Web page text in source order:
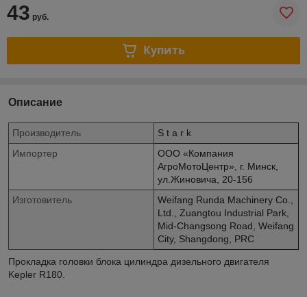
43 руб.
Купить
Описание
Производитель
S t a r k
Импортер
ООО «Компания
АгроМотоЦентр», г. Минск,
ул.Жиновича, 20-156
Изготовитель
Weifang Runda Machinery Co.,
Ltd., Zuangtou Industrial Park,
Mid-Changsong Road, Weifang
City, Shangdong, PRC
Прокладка головки блока цилиндра дизельного двигателя
Kepler R180.